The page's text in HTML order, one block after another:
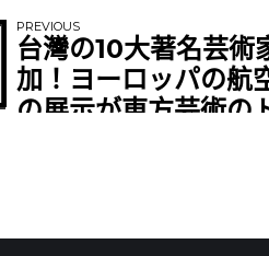
PREVIOUS
台灣の10大著名芸術
加！ヨーロッパの航
の展示が東方芸術の